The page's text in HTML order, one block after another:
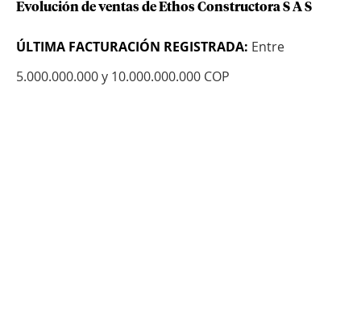
Evolución de ventas de Ethos Constructora S A S
ÚLTIMA FACTURACIÓN REGISTRADA: Entre
5.000.000.000 y 10.000.000.000 COP